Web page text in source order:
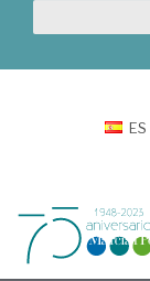
ES